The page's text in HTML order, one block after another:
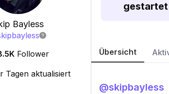
Bayless
Follower
Tagen aktualisiert
gestartet
Übersicht
@skipbayless